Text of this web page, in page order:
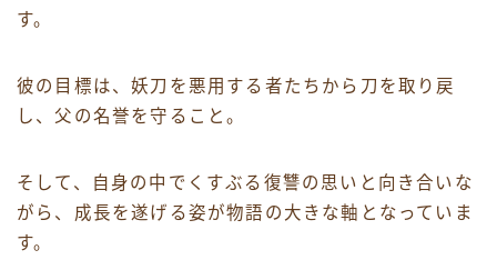
す。
彼の目標は、妖刀を悪用する者たちから刀を取り戻
し、父の名誉を守ること。
そして、自身の中でくすぶる復讐の思いと向き合いな
がら、成長を遂げる姿が物語の大きな軸となっていま
す。